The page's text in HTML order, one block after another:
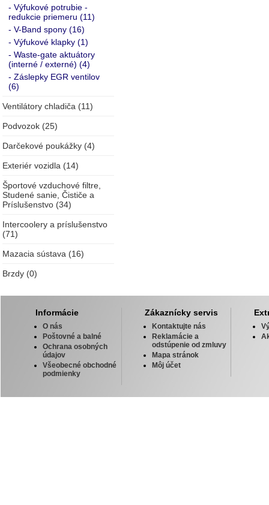
- Výfukové potrubie -
redukcie priemeru (11)
- V-Band spony (16)
- Výfukové klapky (1)
- Waste-gate aktuátory
(interné / externé) (4)
- Záslepky EGR ventilov
(6)
Ventilátory chladiča (11)
Podvozok (25)
Darčekové poukážky (4)
Exteriér vozidla (14)
Športové vzduchové filtre,
Studené sanie, Čističe a
Príslušenstvo (34)
Intercoolery a príslušenstvo
(71)
Mazacia sústava (16)
Brzdy (0)
Informácie
O nás
Poštovné a balné
Ochrana osobných
údajov
Všeobecné obchodné
podmienky
Zákaznícky servis
Kontaktujte nás
Reklamácie a
odstúpenie od zmluvy
Mapa stránok
Môj účet